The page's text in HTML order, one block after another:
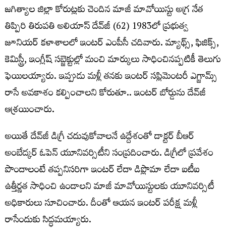
జ‌గిత్యాల జిల్లా కోరుట్ల‌కు చెందిన మాజీ మావోయిస్టు అగ్ర నేత
తిప్పిరి తిరుప‌తి అలియాస్ దేవ్‌జీ (62) 1983లో ప్ర‌భుత్వ
జూనియ‌ర్ క‌ళాశాల‌లో ఇంట‌ర్ ఎంపీసీ చ‌దివారు. మ్యాథ్స్, ఫిజిక్స్,
కెమిస్ట్రీ, ఇంగ్లీష్ స‌బ్జెక్టుల్లో మంచి మార్కులు సాధించినప్ప‌టికీ తెలుగు
ఫెయిల‌య్యారు. ఇప్పుడు మ‌ళ్లీ త‌న‌కు ఇంట‌ర్ స‌ప్లిమెంట‌రీ ఎగ్జామ్స్
రాసే అవ‌కాశం క‌ల్పించాల‌ని కోరుతూ.. ఇంట‌ర్ బోర్డును దేవ్‌జీ
ఆశ్ర‌యించారు.
అయితే దేవ్‌జీ డిగ్రీ చ‌దువుకోవాల‌నే ఉద్దేశంతో డాక్ట‌ర్ బీఆర్
అంబేద్క‌ర్ ఓపెన్ యూనివ‌ర్సిటీని సంప్ర‌దించారు. డిగ్రీలో ప్ర‌వేశం
పొందాలంటే త‌ప్ప‌నిస‌రిగా ఇంట‌ర్ లేదా డిప్లొమా లేదా ఐటీఐ
ఉత్తీర్ణ‌త సాధించి ఉండాల‌ని మాజీ మావోయిస్టుల‌కు యూనివ‌ర్సిటీ
అధికారులు సూచించారు. దీంతో ఆయ‌న ఇంట‌ర్ ప‌రీక్ష మ‌ళ్లీ
రాసేందుకు సిద్ధ‌మ‌య్యారు.